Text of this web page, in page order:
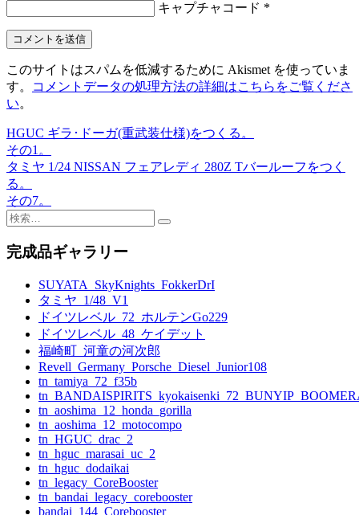
キャプチャコード *
このサイトはスパムを低減するために Akismet を使っていま
す。
コメントデータの処理方法の詳細はこちらをご覧くださ
い。
投
稿
ナ
ビ
ゲ
ー
HGUC ギラ･ドーガ(重武装仕様)をつくる。
その1。
タミヤ 1/24 NISSAN フェアレディ 280Z Tバールーフをつく
る。
その7。
検
完成品ギャラリー
SUYATA_SkyKnights_FokkerDrI
タミヤ_1/48_V1
ドイツレベル_72_ホルテンGo229
ドイツレベル_48_ケイデット
福崎町_河童の河次郎
Revell_Germany_Porsche_Diesel_Junior108
tn_tamiya_72_f35b
tn_aoshima_12_honda_gorilla
tn_aoshima_12_motocompo
tn_HGUC_drac_2
tn_hguc_marasai_uc_2
tn_hguc_dodaikai
tn_legacy_CoreBooster
tn_bandai_legacy_corebooster
bandai_144_Corebooster